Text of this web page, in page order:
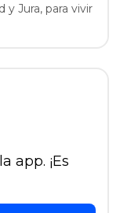
y Jura, para vivir
app. ¡Es